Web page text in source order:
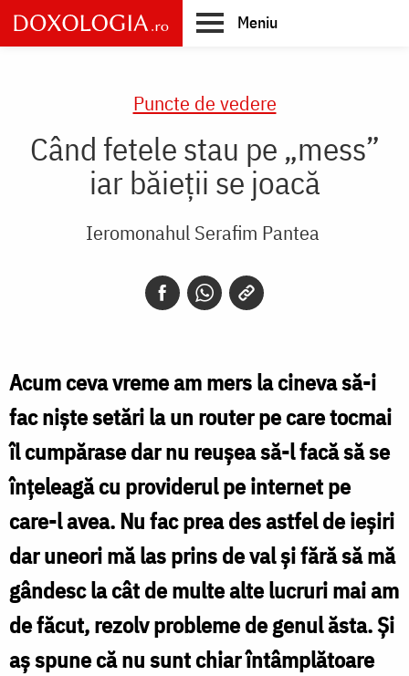
Skip
to
main
Meniu
Puncte de vedere
Când fetele stau pe „mess”
iar băieții se joacă
Ieromonahul Serafim Pantea
Acum ceva vreme am mers la cineva să-i
fac niște setări la un router pe care tocmai
îl cumpărase dar nu reușea să-l facă să se
înțeleagă cu providerul pe internet pe
care-l avea. Nu fac prea des astfel de ieșiri
dar uneori mă las prins de val și fără să mă
gândesc la cât de multe alte lucruri mai am
de făcut, rezolv probleme de genul ăsta. Și
aș spune că nu sunt chiar întâmplătoare